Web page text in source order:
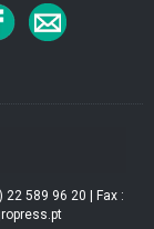
22 589 96 20 | Fax :